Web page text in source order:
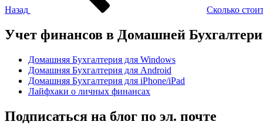
Назад Сколько
Учет финансов в Домашней
Домашняя Бухгалтерия для Windows
Домашняя Бухгалтерия для Android
Домашняя Бухгалтерия для iPhone/iPad
Лайфхаки о личных финансах
Подписаться на блог по эл. почте